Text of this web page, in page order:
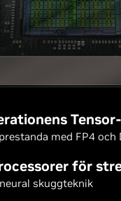
med FP4 och
för
skuggteknik